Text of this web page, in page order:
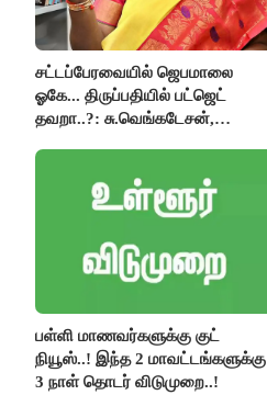
சட்டப்பேரவையில் ஜெபமாலை
ஓகே... திருப்பதியில் பட்ஜெட்
தவறா..?: சு.வெங்கடேசன்,
பள்ளி மாணவர்களுக்கு குட்
நியூஸ்..! இந்த 2 மாவட்டங்களுக்கு
3 நாள் தொடர் விடுமுறை..!